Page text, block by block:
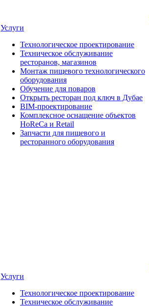
Услуги
Технологическое проектирование
Техническое обслуживание
ресторанов, магазинов
Монтаж пищевого технологического
оборудования
Обучение для поваров
Открыть ресторан под ключ в Дубае
BIM-проектирование
Комплексное оснащение объектов
HoReCa и Retail
Запчасти для пищевого и
ресторанного оборудования
Услуги
Технологическое проектирование
Техническое обслуживание